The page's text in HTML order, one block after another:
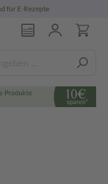
für E-Rezepte